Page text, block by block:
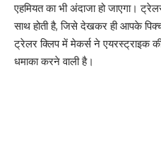
एहमियत का भी अंदाजा हो जाएगा।
साथ होती है, जिसे देखकर ही आपके
ट्रेलर क्लिप में मेकर्स ने एयरस्ट्राइक
धमाका करने वाली है।